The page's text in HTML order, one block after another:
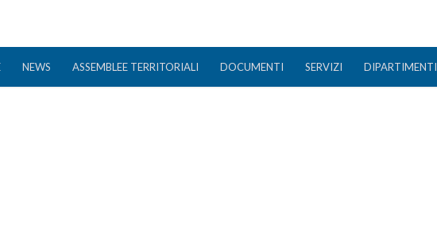
NEWS ASSEMBLEE TERRITORIALI DOCUMENTI SERVIZI DIPARTIMENTI